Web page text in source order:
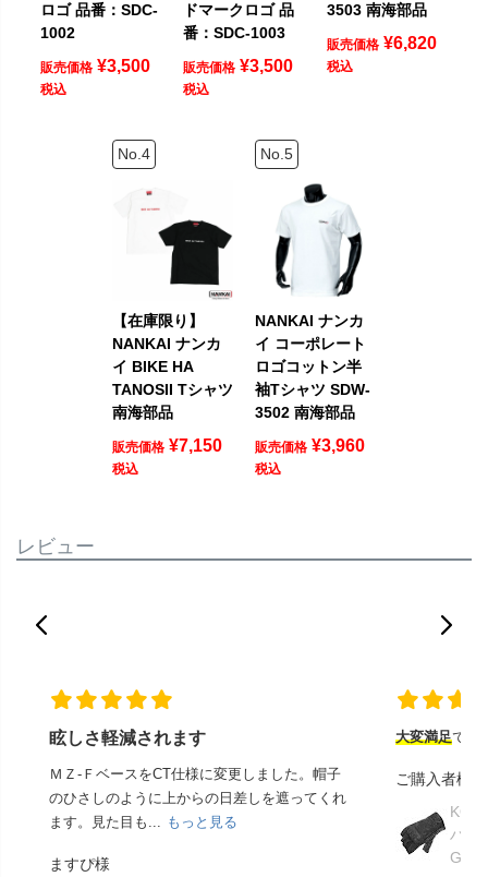
ロゴ 品番：SDC-
1002
販売価格 ¥3,500
税込
ドマークロゴ 品
番：SDC-1003
販売価格 ¥3,500
税込
3503 南海部品
販売価格 ¥6,820
税込
【在庫限り】
NANKAI ナンカ
イ BIKE HA
TANOSII Tシャツ
南海部品
販売価格 ¥7,150
税込
NANKAI ナンカ
イ コーポレート
ロゴコットン半
袖Tシャツ SDW-
3502 南海部品
販売価格 ¥3,960
税込
レビュー
眩しさ軽減されます
ＭＺ-ＦベースをCT仕様に変更しました。帽子
のひさしのように上からの日差しを遮ってくれ
ます。見た目も... もっと見る
ますぴ様
大変満足でし
ご購入者様
ハー
GK-